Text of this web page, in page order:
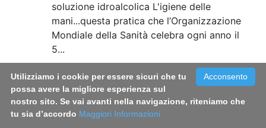
soluzione idroalcolica L'igiene delle
mani...questa pratica che l’Organizzazione
Mondiale della Sanità celebra ogni anno il
5...
Comunicato Stampa N°39/2022 - Fumo:
in Italia circa 800mila fumatori in più
rispetto al 2019. Triplicato il consumo di
sigarette a tabacco riscaldato
Acconsento
Utilizziamo i cookie per essere sicuri che tu
possa avere la migliore esperienza sul
nostro sito. Se vai avanti nella navigazione, riteniamo che
tu sia d’accordo Maggiori Informazioni